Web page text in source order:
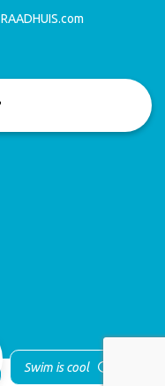
RAADHUIS.com
Swim is cool